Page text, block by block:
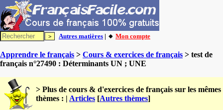
Autres matières | 🔸 Mon compte
Apprendre le français > Cours & exercices de français > test de
français n°27490 : Déterminants UN ; UNE
> Plus de cours & d'exercices de français sur les mêmes
thèmes : | Articles [Autres thèmes]